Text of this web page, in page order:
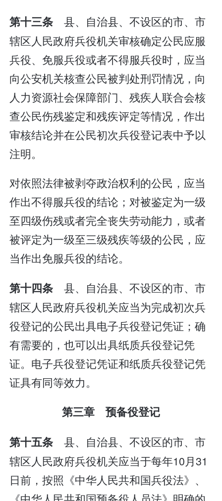
第十三条县、自治县、不设区的市、市
辖区人民政府兵役机关审核确定公民应服
兵役、免服兵役或者不得服兵役时，应当
向公安机关核查公民被判处刑罚情况，向
人力资源社会保障部门、残疾人联合会核
查公民伤残鉴定和残疾评定等情况，作出
审核结论并在公民初次兵役登记表中予以
注明。
对依照法律被剥夺政治权利的公民，应当
作出不得服兵役的结论；对被鉴定为一级
至四级伤残或者完全丧失劳动能力，或者
被评定为一级至三级残疾等级的公民，应
当作出免服兵役的结论。
第十四条县、自治县、不设区的市、市
辖区人民政府兵役机关应当为完成初次兵
役登记的公民出具电子兵役登记凭证；确
有需要的，也可以出具纸质兵役登记凭
证。电子兵役登记凭证和纸质兵役登记凭
证具有同等效力。
第三章 预备役登记
第十五条县、自治县、不设区的市、市
辖区人民政府兵役机关应当于每年10月31
日前，按照《中华人民共和国兵役法》、